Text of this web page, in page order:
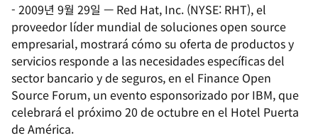
- 2009년 9월 29일 — Red Hat, Inc. (NYSE: RHT), el
proveedor líder mundial de soluciones open source
empresarial, mostrará cómo su oferta de productos y
servicios responde a las necesidades específicas del
sector bancario y de seguros, en el Finance Open
Source Forum, un evento esponsorizado por IBM, que
celebrará el próximo 20 de octubre en el Hotel Puerta
de América.